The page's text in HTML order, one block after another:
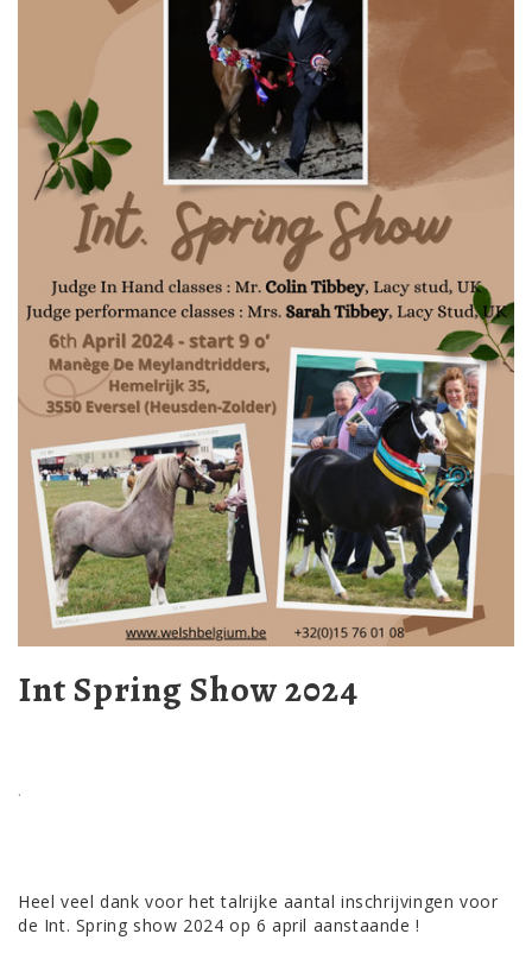
Int Spring Show 2024
.
Heel veel dank voor het talrijke aantal inschrijvingen voor
de Int. Spring show 2024 op 6 april aanstaande !